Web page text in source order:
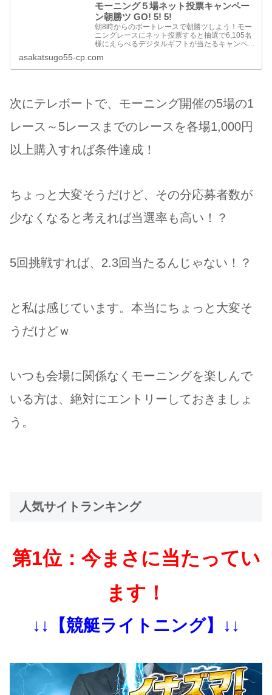
モーニング５場ネット投票キャンペー
ン朝勝ツ GO! 5! 5!
朝8時からのボートレースで朝勝ツしよう！モー
ニングレースにネット投票すると抽選で6,105名
様にえらべるデジタルギフトが当たるキャンペー
山・芦屋・唐津で開催。
asakatsugo55-cp.com
次にテレボートで、モーニング開催の5場の1
レース～5レースまでのレースを各場1,000円
以上購入すれば条件達成！
ちょっと大変そうだけど、その分応募者数が
少なくなると考えれば当選率も高い！？
5回挑戦すれば、2.3回当たるんじゃない！？
と私は感じています。本当にちょっと大変そ
うだけどｗ
いつも会場に関係なくモーニングを楽しんで
いる方は、絶対にエントリーしておきましょ
う。
人気サイトランキング
第1位：今まさに当たってい
ます！
↓↓【競艇ライトニング】↓↓